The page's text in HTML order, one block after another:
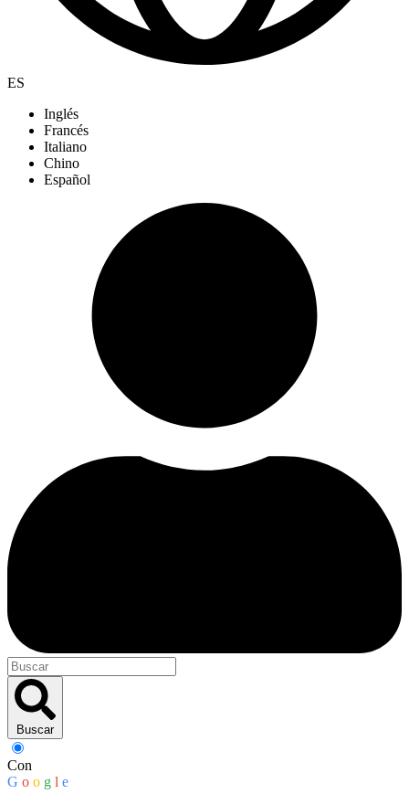
ES
Inglés
Francés
Italiano
Chino
Español
Buscar
Con
G o o g l e